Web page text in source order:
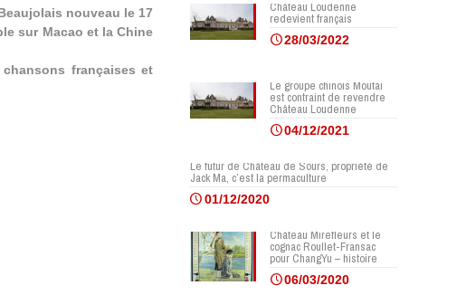
nouveau le 17
sur Macao et la Chine
françaises et
Château Loudenne
redevient français
28/03/2022
Le groupe chinois Moutai
est contraint de revendre
Château Loudenne
04/12/2021
Le futur de Château de Sours, propriété de
Jack Ma, c’est la permaculture
01/12/2020
Château Mirefleurs et le
cognac Roullet-Fransac
pour ChangYu – histoire
06/03/2020